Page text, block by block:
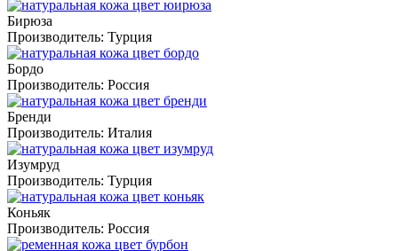
Бирюза
Производитель: Турция
Бордо
Производитель: Россия
Бренди
Производитель: Италия
Изумруд
Производитель: Турция
Коньяк
Производитель: Россия